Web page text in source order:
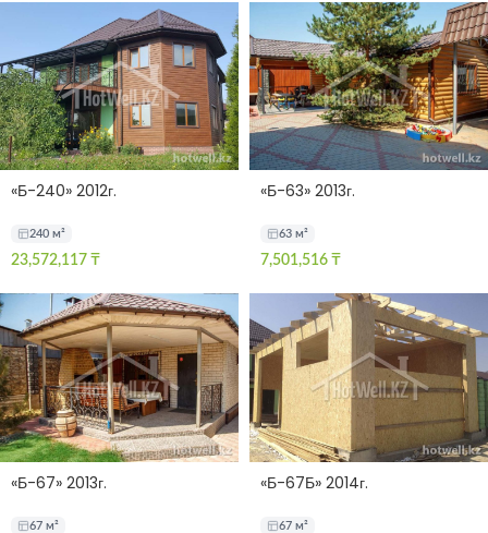
«Б-240» 2012г.
240 м²
23,572,117 ₸
«Б-63» 2013г.
63 м²
7,501,516 ₸
«Б-67» 2013г.
67 м²
«Б-67Б» 2014г.
67 м²